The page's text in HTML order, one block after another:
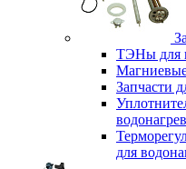
ТЭНы для
Запчасти
для